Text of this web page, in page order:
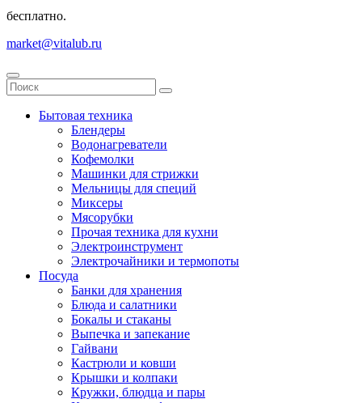
бесплатно.
market@vitalub.ru
Бытовая техника
Блендеры
Водонагреватели
Кофемолки
Машинки для стрижки
Мельницы для специй
Миксеры
Мясорубки
Прочая техника для кухни
Электроинструмент
Электрочайники и термопоты
Посуда
Банки для хранения
Блюда и салатники
Бокалы и стаканы
Выпечка и запекание
Гайвани
Кастрюли и ковши
Крышки и колпаки
Кружки, блюдца и пары